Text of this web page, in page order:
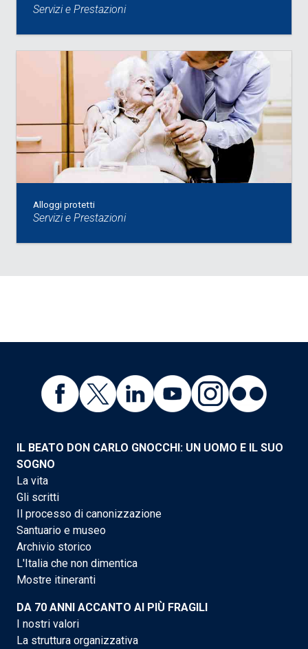
Servizi e Prestazioni
Alloggi protetti
Servizi e Prestazioni
IL BEATO DON CARLO GNOCCHI: UN UOMO E IL SUO
SOGNO
La vita
Gli scritti
Il processo di canonizzazione
Santuario e museo
Archivio storico
L'Italia che non dimentica
Mostre itineranti
DA 70 ANNI ACCANTO AI PIÙ FRAGILI
I nostri valori
La struttura organizzativa